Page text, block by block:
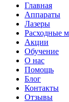
Главная
Аппараты
Лазеры
Расходные
Акции
Обучение
О нас
Помощь
Блог
Контакты
Отзывы